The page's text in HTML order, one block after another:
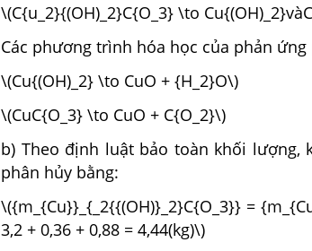
\(C{u_2}{(OH)_2}C{O_3} \to
Các phương trình hóa học của phản ứng
\(Cu{(OH)_2} \to CuO + {H_2}O\)
\(CuC{O_3} \to CuO + C{O_2}\)
b) Theo định luật bảo toàn khối lượng,
phân hủy bằng:
\({m_{Cu}}_{_2{{(OH)}_2}C{O_3}} =
3,2 + 0,36 + 0,88 = 4,44(kg)\)